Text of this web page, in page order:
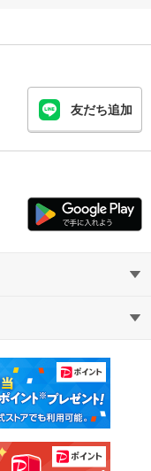
友だち追加
ンション
戸建て
！住まいの先生